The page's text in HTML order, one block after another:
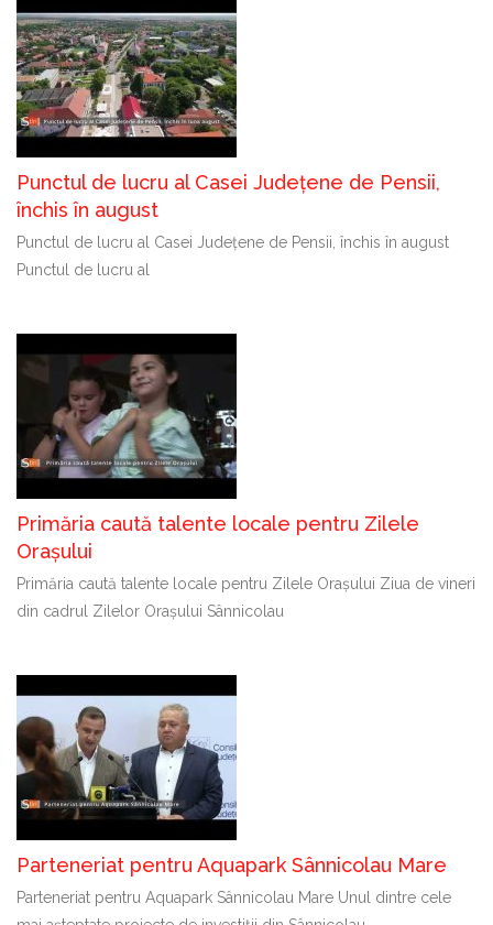
Punctul de lucru al Casei Județene de Pensii,
închis în august
Punctul de lucru al Casei Județene de Pensii, închis în august
Punctul de lucru al
Primăria caută talente locale pentru Zilele
Orașului
Primăria caută talente locale pentru Zilele Orașului Ziua de vineri
din cadrul Zilelor Orașului Sânnicolau
Parteneriat pentru Aquapark Sânnicolau Mare
Parteneriat pentru Aquapark Sânnicolau Mare Unul dintre cele